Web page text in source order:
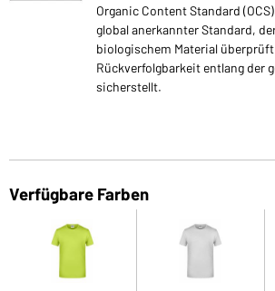
Organic Content Standard
global anerkannter Standard,
biologischem Material
Rückverfolgbarkeit entlang der
sicherstellt.
Verfügbare Farben